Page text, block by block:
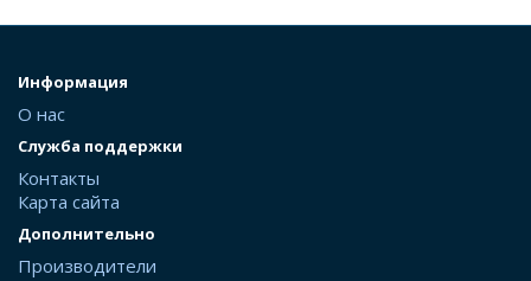
Информация
О нас
Служба поддержки
Контакты
Карта сайта
Дополнительно
Производители